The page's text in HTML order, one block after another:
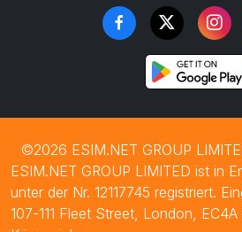
©2026 ESIM.NET GROUP
ESIM.NET GROUP LIMITED ist in
unter der Nr. 12117745 registriert.
107-111 Fleet Street, London,